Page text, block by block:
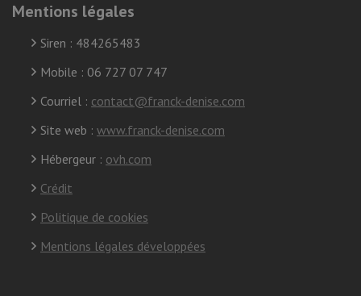
Mentions légales
Siren : 484265483
Mobile : 06 727 07 747
Courriel : contact@franck-denise.com
Site web : www.franck-denise.com
Hébergeur : ovh.com
Crédit
Politique de cookies
Mentions légales développées